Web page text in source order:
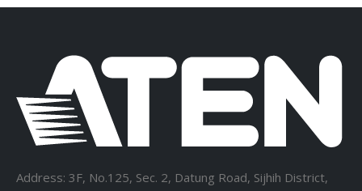
Address: 3F, No.125, Sec. 2, Datung Road, Sijhih District,